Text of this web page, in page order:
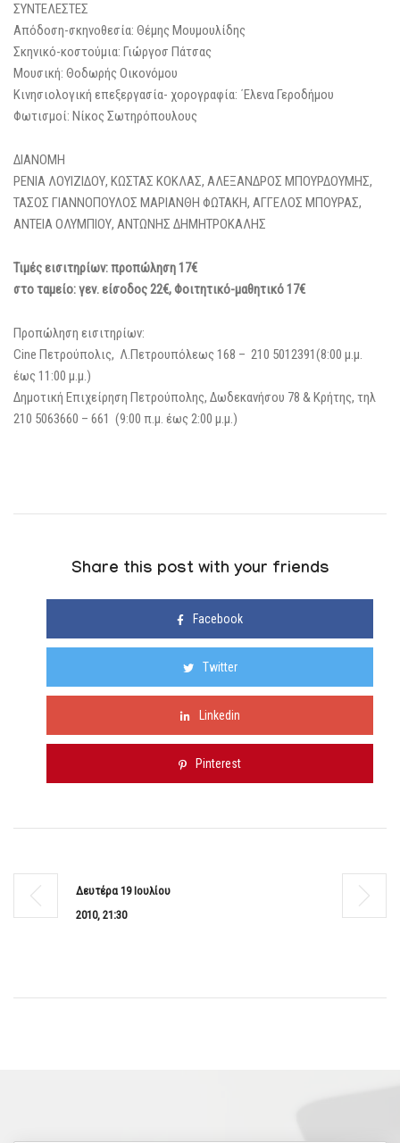
ΣΥΝΤΕΛΕΣΤΕΣ
Απόδοση-σκηνοθεσία: Θέμης Μουμουλίδης
Σκηνικό-κοστούμια: Γιώργοσ Πάτσας
Μουσική: Θοδωρής Οικονόμου
Κινησιολογική επεξεργασία- χορογραφία: ΄Ελενα Γεροδήμου
Φωτισμοί: Νίκος Σωτηρόπουλους
ΔΙΑΝΟΜΗ
ΡΕΝΙΑ ΛΟΥΙΖΙΔΟΥ, ΚΩΣΤΑΣ ΚΟΚΛΑΣ, ΑΛΕΞΑΝΔΡΟΣ ΜΠΟΥΡΔΟΥΜΗΣ,
ΤΑΣΟΣ ΓΙΑΝΝΟΠΟΥΛΟΣ ΜΑΡΙΑΝΘΗ ΦΩΤΑΚΗ, ΑΓΓΕΛΟΣ ΜΠΟΥΡΑΣ,
ΑΝΤΕΙΑ ΟΛΥΜΠΙΟΥ, ΑΝΤΩΝΗΣ ΔΗΜΗΤΡΟΚΑΛΗΣ
Τιμές εισιτηρίων: προπώληση 17€
στο ταμείο: γεν. είσοδος 22€, Φοιτητικό-μαθητικό 17€
Προπώληση εισιτηρίων:
Cine Πετρούπολις, Λ.Πετρουπόλεως 168 – 210 5012391(8:00 μ.μ.
έως 11:00 μ.μ.)
Δημοτική Επιχείρηση Πετρούπολης, Δωδεκανήσου 78 & Κρήτης, τηλ
210 5063660 – 661 (9:00 π.μ. έως 2:00 μ.μ.)
Share this post with your friends
Facebook
Twitter
Linkedin
Pinterest
Δευτέρα 19 Ιουλίου
2010, 21:30